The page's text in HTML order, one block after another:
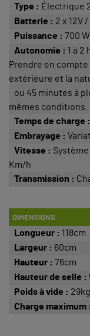
Type : Électrique
Batterie : 2 x 12V
Puissance : 700 W
Autonomie : 1 à 2
Prendre en
extérieure et la
ou 45 minutes à
mêmes conditions.
Temps de charge :
Embrayage :
Vitesse :
Km/h
Transmission :
DIMENSIONS
Longueur : 118cm
Largeur : 60cm
Hauteur : 76cm
Hauteur de selle :
Poids à vide : 29kg
Charge maximum :